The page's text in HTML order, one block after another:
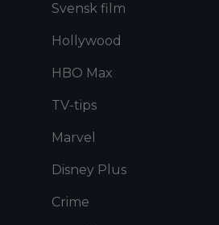
Svensk film
Hollywood
HBO Max
TV-tips
Marvel
Disney Plus
Crime